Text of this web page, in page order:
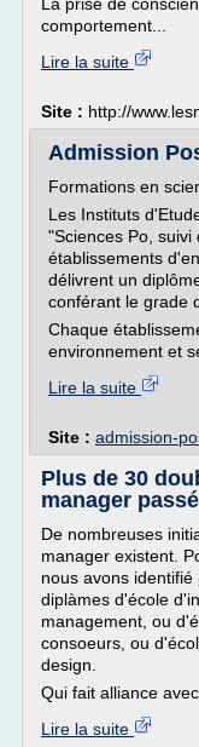
comportement...
Lire la suite
Site : http://
Admission
Formations en
Les Instituts
"Sciences Po,
établissements
délivrent un
conférant le grade
Chaque
environnement et
Lire la suite
Site : admission-
Plus de 30
manager
De nombreuses
manager existent.
nous avons
diplàmes d'école
management, ou
consoeurs, ou
design.
Qui fait alliance
Lire la suite